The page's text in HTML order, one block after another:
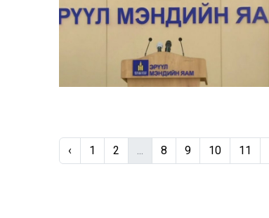
‹ 1 2 ... 8 9 10 11